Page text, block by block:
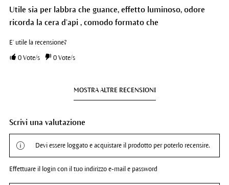
Utile sia per labbra che guance, effetto luminoso, odore
ricorda la cera d’api , comodo formato che
E' utile la recensione?
0Vote/s 0Vote/s
MOSTRA ALTRE RECENSIONI
Scrivi una valutazione
Devi essere loggato e acquistare il prodotto per poterlo recensire.
Effettuare il login con il tuo indirizzo e-mail e password